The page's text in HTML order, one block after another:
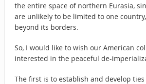
the entire space of northern Eurasia,
are unlikely to be limited to one
beyond its borders.
So, I would like to wish our American
interested in the peaceful de-
The first is to establish and develop